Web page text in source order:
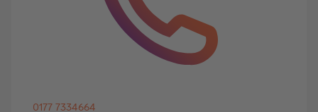
0177 7334664